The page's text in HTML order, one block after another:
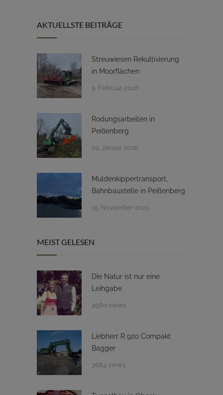
AKTUELLSTE BEITRÄGE
Streuwiesen Rekultivierung
in Moorflächen
9. Februar 2026
Rodungsarbeiten in
Peißenberg
20. Januar 2026
Muldenkippertransport,
Bahnbaustelle in Peißenberg
15. November 2025
MEIST GELESEN
Die Natur ist nur eine
Leihgabe
4980 views
Liebherr R 920 Compakt
Bagger
3684 views